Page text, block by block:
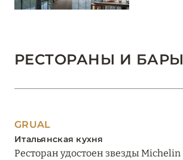
РЕСТОРАНЫ И БАРЫ
GRUAL
Итальянская кухня
Ресторан удостоен звезды Michelin